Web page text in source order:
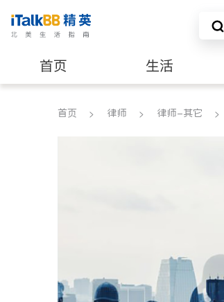
首页 生活
养老 非盈利组织
首页 律师 律师-其它